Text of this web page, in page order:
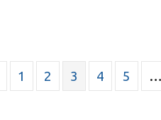
1 2 3 4 5 …